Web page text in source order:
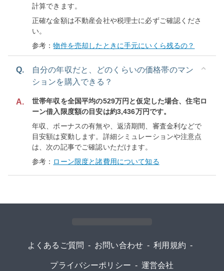
計算できます。
正確な金額は不動産会社や税理士に必ずご確認くださ
い。
参考：物件を売却したときに手元にいくら残るの？
Q.
自分の年収だと、どのくらいの価格帯のマン
ションを購入できる？
A.
世帯年収を全国平均の529万円と仮定した場合、住宅ロ
ーン借入限度額の目安は約3,436万円です。
年収、ボーナスの有無や、返済期間、審査金利などで
目安額は変動します。詳細シミュレーションや注意点
は、次の記事でご確認いただけます。
参考： ローン限度と諸費用について知る
よくあるご質問 - お問い合わせ - 利用規約 -
プライバシーポリシー - 運営会社